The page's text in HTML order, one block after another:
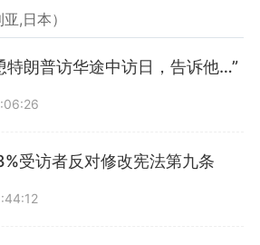
,日本）
特朗普访华途中访日，告诉他…”
受访者反对修改宪法第九条